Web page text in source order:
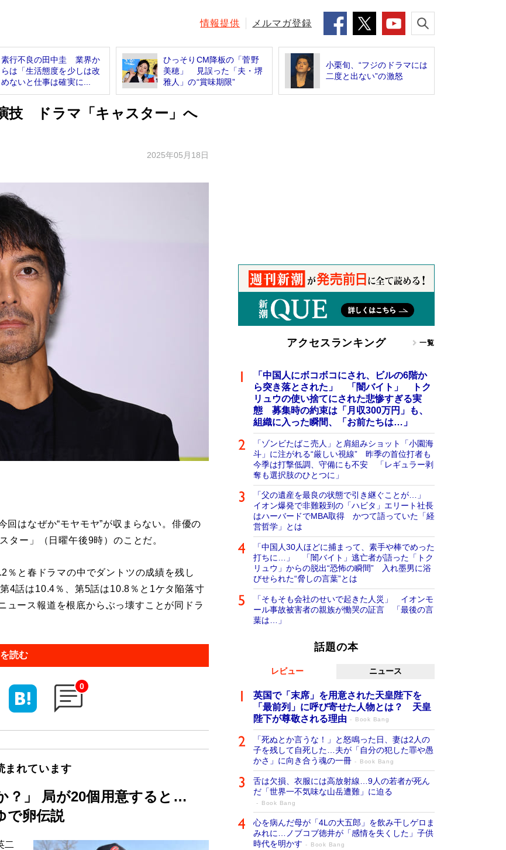
情報提供 メルマガ登録
素行不良の田中圭 業界か
らは「生活態度を少しは改
めないと仕事は確実に...
ひっそりCM降板の「菅野
美穂」 見誤った「夫・堺
雅人」の“賞味期限”
小栗旬、“フジのドラマには
二度と出ない”の激怒
技 ドラマ「キャスター」へ
2025年05月18日
はなぜか“モヤモヤ”が収まらない。俳優の
ター」（日曜午後9時）のことだ。
と春ドラマの中でダントツの成績を残し
4話は10.4％、第5話は10.8％と1ケタ陥落寸
ュース報道を根底からぶっ壊すことが同ドラ
読む
0
まれています
？」 局が20個用意すると…
で卵伝説
二
アクセスランキング 一覧
「中国人にボコボコにされ、ビルの6階か
ら突き落とされた」 「闇バイト」 トク
リュウの使い捨てにされた悲惨すぎる実
態 募集時の約束は「月収300万円」も、
組織に入った瞬間、「お前たちは…」
「ゾンビたばこ売人」と肩組みショット「小園海
斗」に注がれる“厳しい視線” 昨季の首位打者も
今季は打撃低調、守備にも不安 「レギュラー剥
奪も選択肢のひとつに」
「父の遺産を最良の状態で引き継ぐことが…」
イオン爆発で非難殺到の「ハビタ」エリート社長
はハーバードでMBA取得 かつて語っていた「経
営哲学」とは
「中国人30人ほどに捕まって、素手や棒でめった
打ちに…」 「闇バイト」逃亡者が語った「トク
リュウ」からの脱出“恐怖の瞬間” 入れ墨男に浴
びせられた“脅しの言葉”とは
「そもそも会社のせいで起きた人災」 イオンモ
ール事故被害者の親族が慟哭の証言 「最後の言
葉は…」
話題の本
レビュー ニュース
英国で「末席」を用意された天皇陛下を
「最前列」に呼び寄せた人物とは？ 天皇
陛下が尊敬される理由
Book Bang
「死ぬとか言うな！」と怒鳴った日、妻は2人の
子を残して自死した…夫が「自分の犯した罪や愚
かさ」に向き合う魂の一冊
Book Bang
舌は欠損、衣服には高放射線…9人の若者が死ん
だ「世界一不気味な山岳遭難」に迫る
Book Bang
心を病んだ母が「4Lの大五郎」を飲み干しゲロま
みれに…ノブコブ徳井が「感情を失くした」子供
時代を明かす
Book Bang